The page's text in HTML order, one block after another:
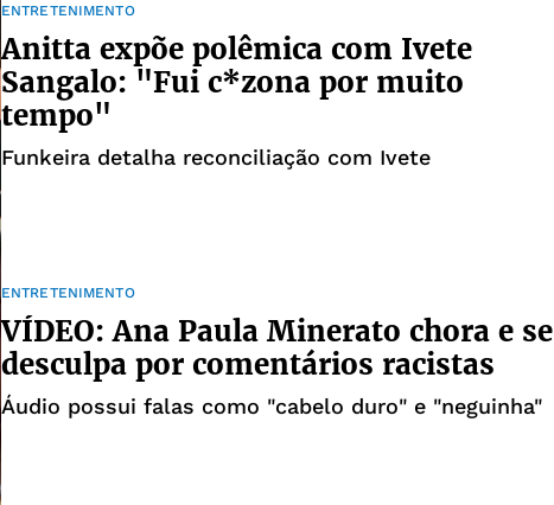
ENTRETENIMENTO
Anitta expõe polêmica com Ivete
Sangalo: "Fui c*zona por muito
tempo"
Funkeira detalha reconciliação com Ivete
ENTRETENIMENTO
VÍDEO: Ana Paula Minerato chora e se
desculpa por comentários racistas
Áudio possui falas como "cabelo duro" e "neguinha"